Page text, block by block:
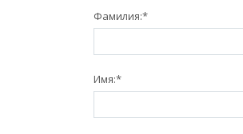
Фамилия:*
Имя:*